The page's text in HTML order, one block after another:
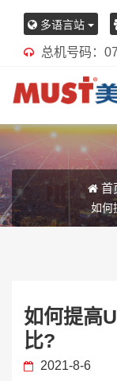
多语言站
总机号码：
首
如何
如何提高
比?
2021-8-6